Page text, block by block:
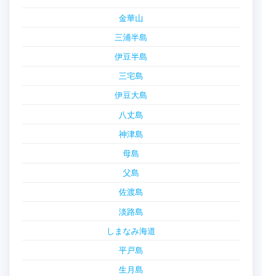
金華山
三浦半島
伊豆半島
三宅島
伊豆大島
八丈島
神津島
母島
父島
佐渡島
淡路島
しまなみ海道
平戸島
生月島